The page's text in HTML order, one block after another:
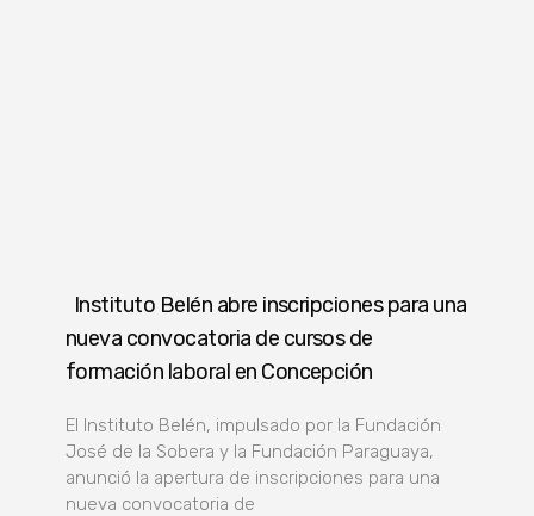
Instituto Belén abre inscripciones para una
nueva convocatoria de cursos de
formación laboral en Concepción
El Instituto Belén, impulsado por la Fundación
José de la Sobera y la Fundación Paraguaya,
anunció la apertura de inscripciones para una
nueva convocatoria de